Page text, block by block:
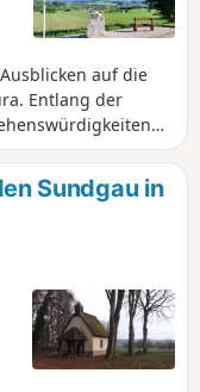
auf die
Entlang der
Sundgau in